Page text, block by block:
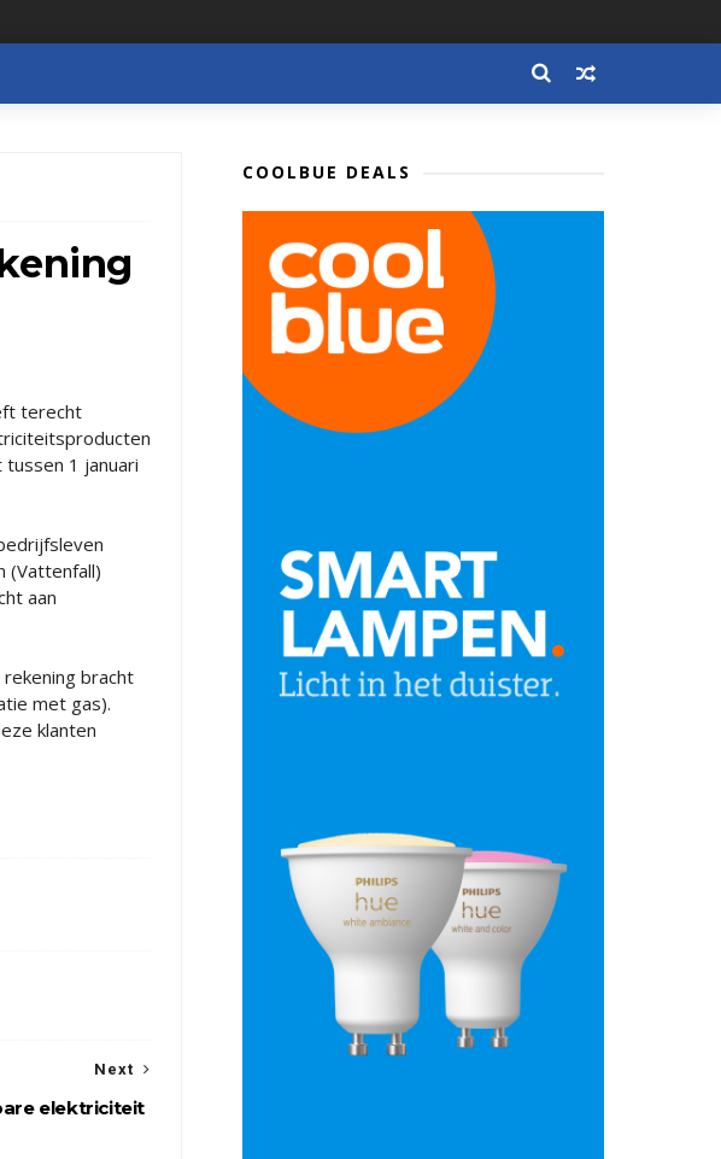
terecht
1 januari
(Vattenfall)
aan
bracht
met gas).
klanten
Next
elektriciteit
COOLBUE DEALS